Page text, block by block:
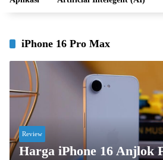
iPhone 16 Pro Max
Review
Harga iPhone 16 Anjlok